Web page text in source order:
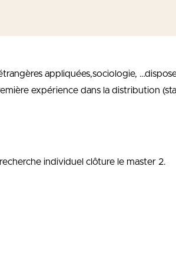
appliquées,sociologie,
expérience dans la distribution
individuel clôture le master 2.